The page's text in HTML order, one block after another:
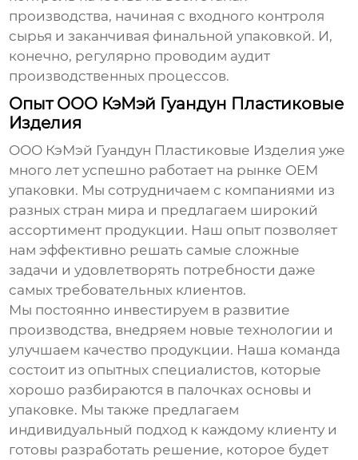
производства, начиная с входного контроля
сырья и заканчивая финальной упаковкой. И,
конечно, регулярно проводим аудит
производственных процессов.
Опыт ООО КэМэй Гуандун Пластиковые
Изделия
ООО КэМэй Гуандун Пластиковые Изделия уже
много лет успешно работает на рынке OEM
упаковки. Мы сотрудничаем с компаниями из
разных стран мира и предлагаем широкий
ассортимент продукции. Наш опыт позволяет
нам эффективно решать самые сложные
задачи и удовлетворять потребности даже
самых требовательных клиентов.
Мы постоянно инвестируем в развитие
производства, внедряем новые технологии и
улучшаем качество продукции. Наша команда
состоит из опытных специалистов, которые
хорошо разбираются в палочках основы и
упаковке. Мы также предлагаем
индивидуальный подход к каждому клиенту и
готовы разработать решение, которое будет